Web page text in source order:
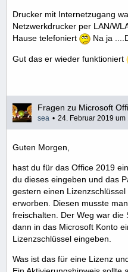
Drucker mit Internetzugang
Netzwerkdrucker per LAN/
Hause telefoniert
Na ja
Gut das er wieder funktioniert
Fragen zu Microsoft
sea 24. Februar 2019 um
Guten Morgen,
hast du für das Office 2019
du dieses eingeben und das
gestern einen
erworben. Diesen musste
freischalten. Der Weg war die
dann in das Microsoft Konto
Lizenzschlüssel eingeben.
Was ist das für eine Lizenz